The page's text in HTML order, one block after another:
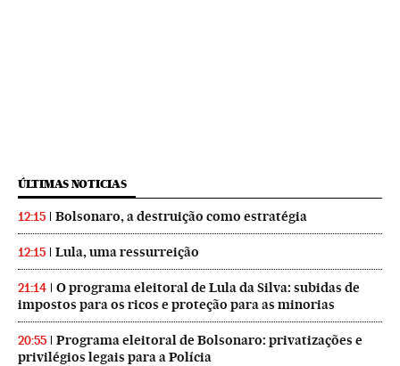
ÚLTIMAS NOTICIAS
12:15 Bolsonaro, a destruição como estratégia
12:15 Lula, uma ressurreição
21:14
O programa eleitoral de Lula da Silva: subidas de
impostos para os ricos e proteção para as minorias
20:55
Programa eleitoral de Bolsonaro: privatizações e
privilégios legais para a Polícia